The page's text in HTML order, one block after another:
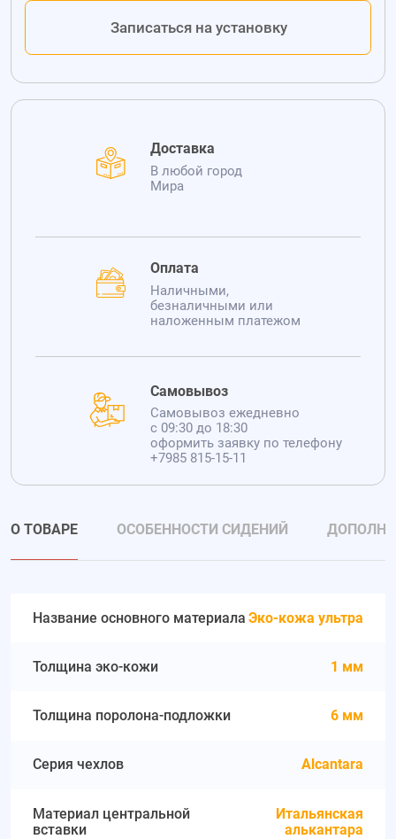
Записаться на установку
Доставка
В любой город
Мира
Оплата
Наличными,
безналичными или
наложенным платежом
Самовывоз
Самовывоз ежедневно
с 09:30 до 18:30
оформить заявку по телефону
+7985 815-15-11
О ТОВАРЕ ОСОБЕННОСТИ СИДЕНИЙ
Название основного материала Эко-кожа ультра
Толщина эко-кожи 1 мм
Толщина поролона-подложки 6 мм
Серия чехлов Alcantara
Материал центральной
вставки
Итальянская
алькантара